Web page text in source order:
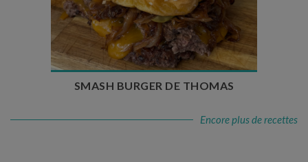
Temps de préparation : 20 min
Temps de cuisson : 5 à 10 min
Nombre de couverts : 4
SMASH BURGER DE THOMAS
Encore plus de recettes